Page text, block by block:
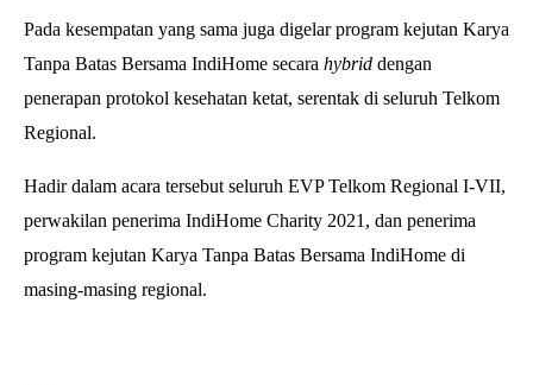
Pada kesempatan yang sama juga digelar program kejutan Karya
Tanpa Batas Bersama IndiHome secara hybrid dengan
penerapan protokol kesehatan ketat, serentak di seluruh Telkom
Regional.
Hadir dalam acara tersebut seluruh EVP Telkom Regional I-VII,
perwakilan penerima IndiHome Charity 2021, dan penerima
program kejutan Karya Tanpa Batas Bersama IndiHome di
masing-masing regional.